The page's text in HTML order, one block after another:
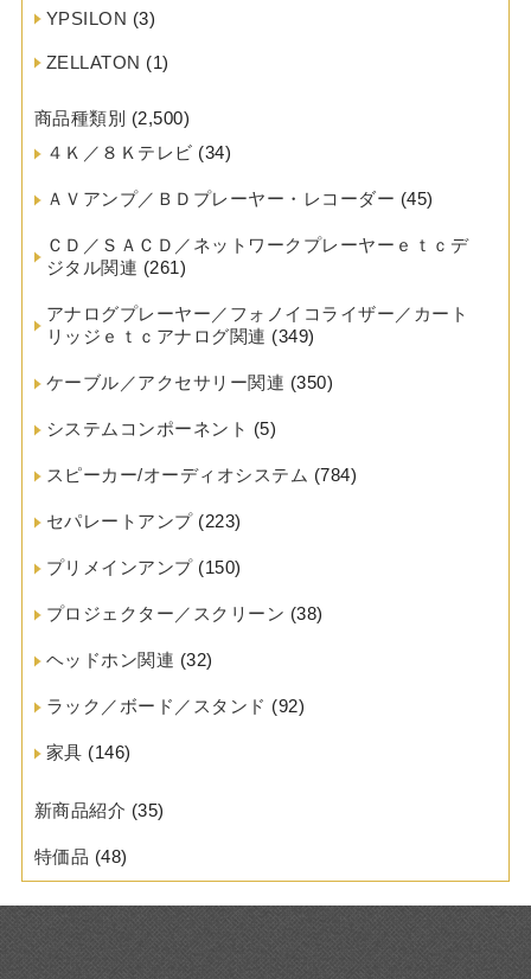
YPSILON (3)
ZELLATON (1)
商品種類別 (2,500)
４Ｋ／８Ｋテレビ (34)
ＡＶアンプ／ＢＤプレーヤー・レコーダー (45)
ＣＤ／ＳＡＣＤ／ネットワークプレーヤーｅｔｃデ
ジタル関連 (261)
アナログプレーヤー／フォノイコライザー／カート
リッジｅｔｃアナログ関連 (349)
ケーブル／アクセサリー関連 (350)
システムコンポーネント (5)
スピーカー/オーディオシステム (784)
セパレートアンプ(223)
プリメインアンプ(150)
プロジェクター／スクリーン (38)
ヘッドホン関連 (32)
ラック／ボード／スタンド (92)
家具 (146)
新商品紹介 (35)
特価品 (48)